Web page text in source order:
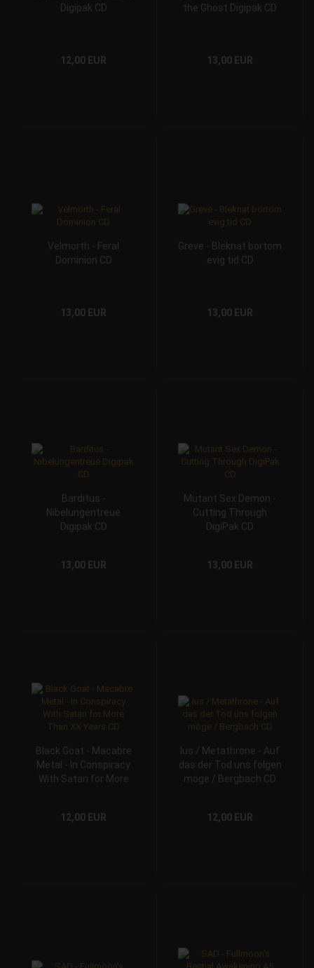
Digipak CD
12,00 EUR
the Ghost Digipak CD
13,00 EUR
Velmorth - Feral
Dominion CD
13,00 EUR
Greve - Bleknat bortom
evig tid CD
13,00 EUR
Barditus -
Nibelungentreue
Digipak CD
13,00 EUR
Mutant Sex Demon -
Cutting Through
DigiPak CD
13,00 EUR
Black Goat - Macabre
Metal - In Conspiracy
With Satan for More
12,00 EUR
Ius / Metathrone - Auf
das der Tod uns folgen
möge / Bergbach CD
12,00 EUR